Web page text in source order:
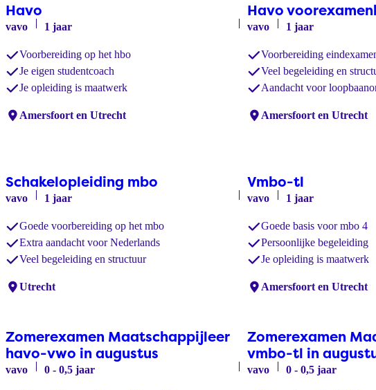
Havo
vavo 1 jaar
Voorbereiding op het hbo
Je eigen studentcoach
Je opleiding is maatwerk
Locaties:
Amersfoort en Utrecht
Havo
vavo 1 jaar
Voorbereiding
Veel begeleiding en
Aandacht voor
Locaties:
Amersfoort en Utrecht
Schakelopleiding mbo
vavo 1 jaar
Goede voorbereiding op het mbo
Extra aandacht voor Nederlands
Veel begeleiding en structuur
Locaties:
Utrecht
Vmbo-tl
vavo 1 jaar
Goede basis voor mbo 4
Persoonlijke begeleiding
Je opleiding is maatwerk
Locaties:
Amersfoort en Utrecht
Zomerexamen Maatschappijleer
havo-vwo in augustus
vavo 0 - 0,5 jaar
Zomerexamen
vmbo-tl in
vavo 0 - 0,5 jaar